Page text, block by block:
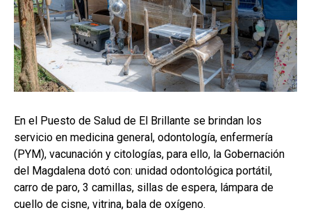
En el Puesto de Salud de El Brillante se brindan los
servicio en medicina general, odontología, enfermería
(PYM), vacunación y citologías, para ello, la Gobernación
del Magdalena dotó con: unidad odontológica portátil,
carro de paro, 3 camillas, sillas de espera, lámpara de
cuello de cisne, vitrina, bala de oxígeno.